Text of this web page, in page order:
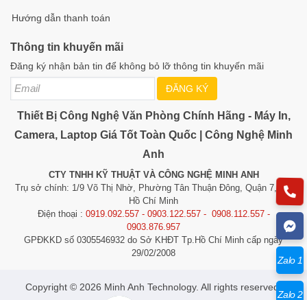
Hướng dẫn thanh toán
Thông tin khuyến mãi
Đăng ký nhận bản tin để không bỏ lỡ thông tin khuyến mãi
ĐĂNG KÝ
Thiết Bị Công Nghệ Văn Phòng Chính Hãng - Máy In,
Camera, Laptop Giá Tốt Toàn Quốc | Công Nghệ Minh
Anh
CTY TNHH KỸ THUẬT VÀ CÔNG NGHỆ MINH ANH
Trụ sở chính: 1/9 Võ Thị Nhờ, Phường Tân Thuận Đông, Quận 7, TP.
Hồ Chí Minh
Điện thoại : 0919.092.557 - 0903.122.557 - 0908.112.557 -
0903.876.957
GPĐKKD số 0305546932 do Sở KHĐT Tp.Hồ Chí Minh cấp ngày
29/02/2008
​​​​​​Copyright © 2026 Minh Anh Technology. All rights reserved.
Zalo 1
Zalo 2